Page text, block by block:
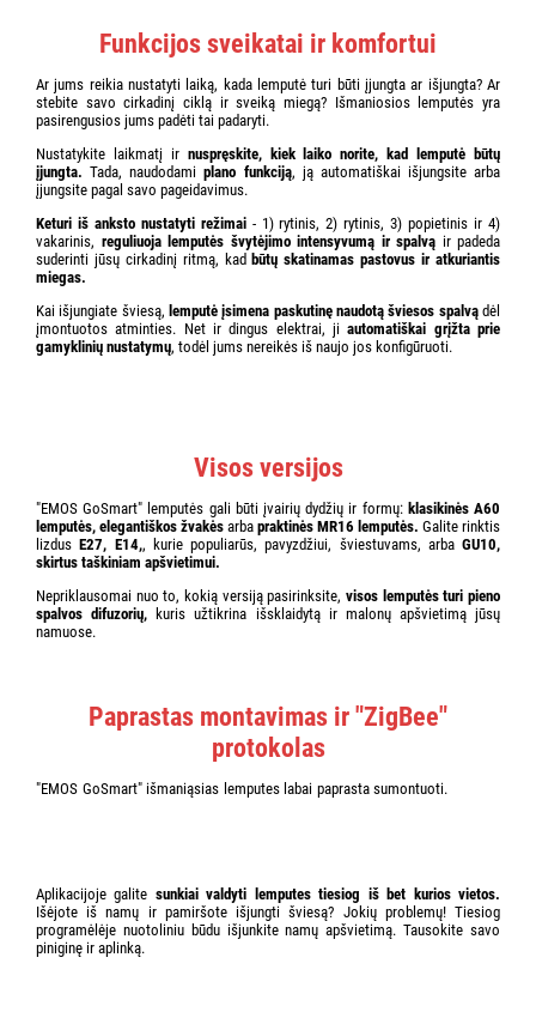
Funkcijos sveikatai ir komfortui
Ar jums reikia nustatyti laiką, kada lemputė turi būti įjungta ar išjungta? Ar
stebite savo cirkadinį ciklą ir sveiką miegą? Išmaniosios lemputės yra
pasirengusios jums padėti tai padaryti.
Nustatykite laikmatį ir nuspręskite, kiek laiko norite, kad lemputė būtų
įjungta. Tada, naudodamiplano funkciją, ją automatiškai išjungsite arba
įjungsite pagal savo pageidavimus.
Keturi iš anksto nustatyti režimai- 1) rytinis, 2) rytinis, 3) popietinis ir 4)
vakarinis, reguliuoja lemputės švytėjimo intensyvumą ir spalvą ir padeda
suderinti jūsų cirkadinį ritmą, kad būtų skatinamas pastovus ir atkuriantis
miegas.
Kai išjungiate šviesą, lemputė įsimena paskutinę naudotą šviesos spalvą dėl
įmontuotos atminties. Net ir dingus elektrai, jiautomatiškai grįžta prie
gamyklinių nustatymų, todėl jums nereikės iš naujo jos konfigūruoti.
Visos versijos
"EMOS GoSmart" lemputės gali būti įvairių dydžių ir formų: klasikinės A60
lemputės, elegantiškos žvakės arba praktinės MR16 lemputės. Galite rinktis
lizdusE27, E14,, kurie populiarūs, pavyzdžiui, šviestuvams, arba GU10,
skirtus taškiniam apšvietimui.
Nepriklausomai nuo to, kokią versiją pasirinksite, visos lemputės turi pieno
spalvos difuzorių, kuris užtikrina išsklaidytą ir malonų apšvietimą jūsų
namuose.
Paprastas montavimas ir "ZigBee"
protokolas
"EMOS GoSmart" išmaniąsias lemputes labai paprasta sumontuoti.
Aplikacijoje galite sunkiai valdyti lemputes tiesiog iš bet kurios vietos.
Išėjote iš namų ir pamiršote išjungti šviesą? Jokių problemų! Tiesiog
programėlėje nuotoliniu būdu išjunkite namų apšvietimą. Tausokite savo
piniginę ir aplinką.